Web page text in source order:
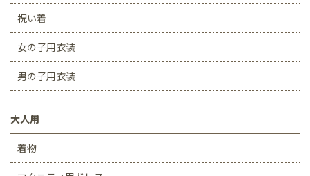
祝い着
女の子用衣装
男の子用衣装
大人用
着物